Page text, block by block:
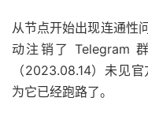
从节点开始出现连通性
动注销了 Telegram
（2023.08.14）未见
为它已经跑路了。